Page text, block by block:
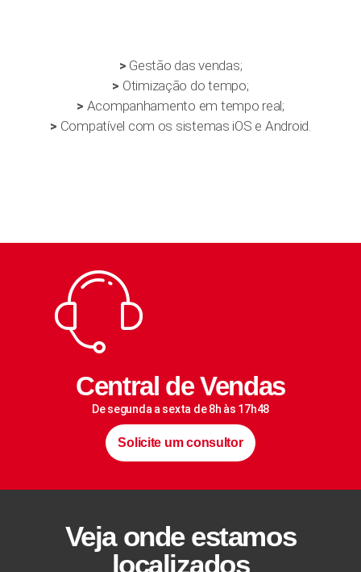
> Gestão das vendas;
> Otimização do tempo;
> Acompanhamento em tempo real;
> Compatível com os sistemas iOS e Android.
Central de Vendas
De segunda a sexta de 8h às 17h48
Solicite um consultor
Veja onde estamos
localizados